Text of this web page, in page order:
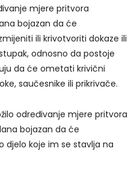
mjere pritvora
bojazan da će
ili krivotvoriti dokaze ili
odnosno da postoje
da će ometati krivični
saučesnike ili prikrivače.
određivanje mjere pritvora
bojazan da će
djelo koje im se stavlja na